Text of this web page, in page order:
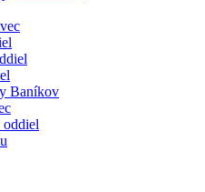
Baníkov
oddiel